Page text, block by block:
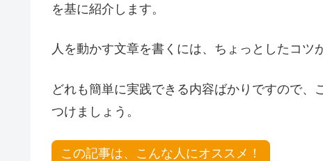
を基に紹介します。
人を動かす文章を書くには、ちょっとしたコツ
どれも簡単に実践できる内容ばかりですので
つけましょう。
この記事は、こんな人にオススメ！